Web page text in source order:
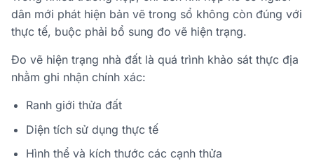
dân mới phát hiện bản vẽ trong sổ không còn đúng với
thực tế, buộc phải bổ sung đo vẽ hiện trạng.
Đo vẽ hiện trạng nhà đất là quá trình khảo sát thực địa
nhằm ghi nhận chính xác:
Ranh giới thửa đất
Diện tích sử dụng thực tế
Hình thể và kích thước các cạnh thửa